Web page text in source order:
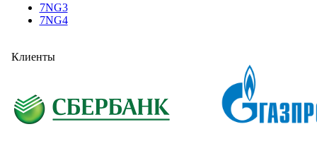
7NG3
7NG4
Клиенты